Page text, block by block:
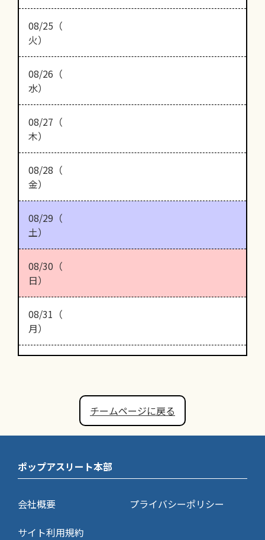
08/25（
火）
08/26（
水）
08/27（
木）
08/28（
金）
08/29（
土）
08/30（
日）
08/31（
月）
チームページに戻る
ポップアスリート本部
会社概要
プライバシーポリシー
サイト利用規約